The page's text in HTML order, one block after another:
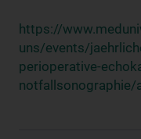
https://
uns/events/
perioperative-
notfallsonographie/